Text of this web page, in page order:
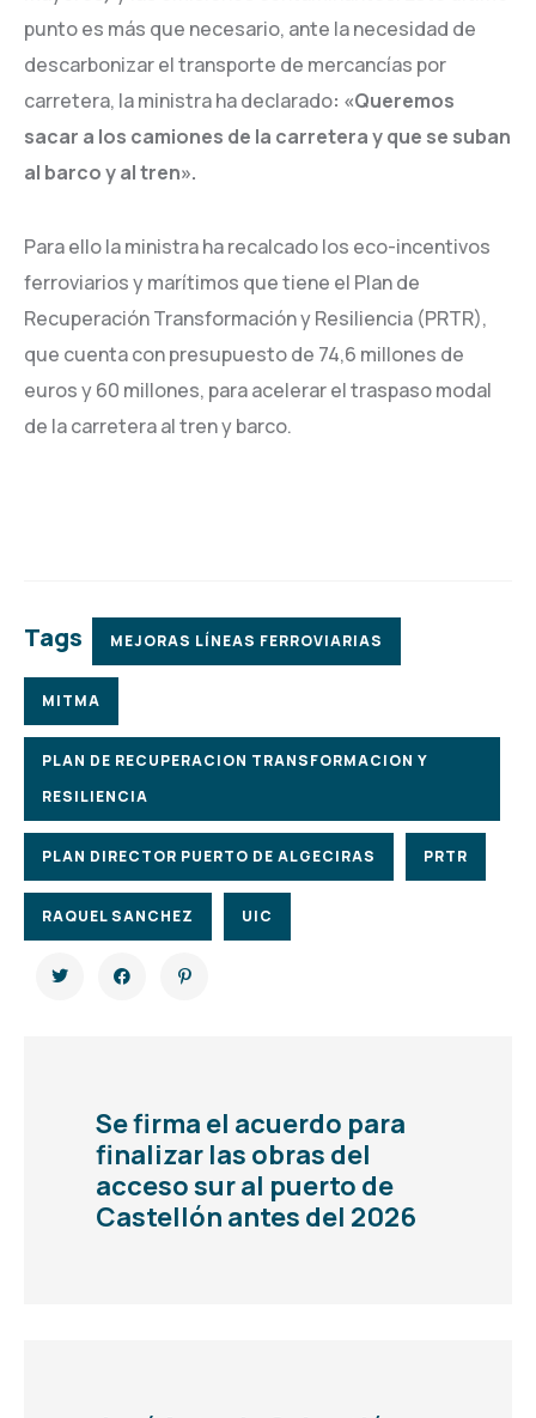
punto es más que necesario, ante la necesidad de
descarbonizar el transporte de mercancías por
carretera, la ministra ha declarado: «Queremos
sacar a los camiones de la carretera y que se suban
al barco y al tren».
Para ello la ministra ha recalcado los eco-incentivos
ferroviarios y marítimos que tiene el Plan de
Recuperación Transformación y Resiliencia (PRTR),
que cuenta con presupuesto de 74,6 millones de
euros y 60 millones, para acelerar el traspaso modal
de la carretera al tren y barco.
Tags MEJORAS LÍNEAS FERROVIARIAS
MITMA
PLAN DE RECUPERACION TRANSFORMACION Y
RESILIENCIA
PLAN DIRECTOR PUERTO DE ALGECIRAS PRTR
RAQUEL SANCHEZ UIC
Se firma el acuerdo para
finalizar las obras del
acceso sur al puerto de
Castellón antes del 2026